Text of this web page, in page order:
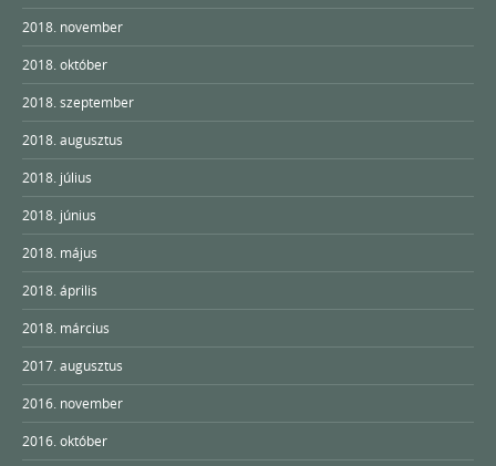
2018. november
2018. október
2018. szeptember
2018. augusztus
2018. július
2018. június
2018. május
2018. április
2018. március
2017. augusztus
2016. november
2016. október